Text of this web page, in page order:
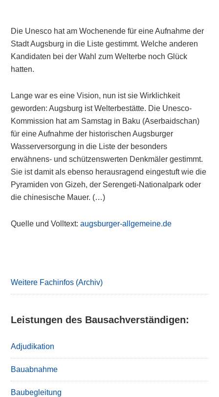
Die Unesco hat am Wochenende für eine Aufnahme der
Stadt Augsburg in die Liste gestimmt. Welche anderen
Kandidaten bei der Wahl zum Welterbe noch Glück
hatten.
Lange war es eine Vision, nun ist sie Wirklichkeit
geworden: Augsburg ist Welterbestätte. Die Unesco-
Kommission hat am Samstag in Baku (Aserbaidschan)
für eine Aufnahme der historischen Augsburger
Wasserversorgung in die Liste der besonders
erwähnens- und schützenswerten Denkmäler gestimmt.
Sie ist damit als ebenso herausragend eingestuft wie die
Pyramiden von Gizeh, der Serengeti-Nationalpark oder
die chinesische Mauer. (…)
Quelle und Volltext:augsburger-allgemeine.de
Weitere Fachinfos (Archiv)
Leistungen des Bausachverständigen:
Adjudikation
Bauabnahme
Baubegleitung